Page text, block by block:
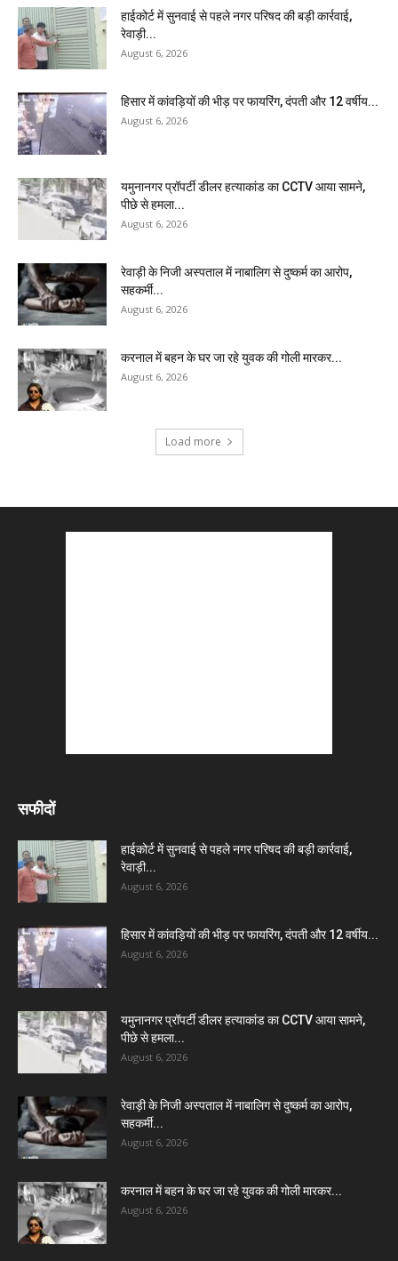
हाईकोर्ट में सुनवाई से पहले नगर परिषद की बड़ी कार्रवाई,
रेवाड़ी...
August 6, 2026
हिसार में कांवड़ियों की भीड़ पर फायरिंग, दंपती और 12 वर्षीय...
August 6, 2026
यमुनानगर प्रॉपर्टी डीलर हत्याकांड का CCTV आया सामने,
पीछे से हमला...
August 6, 2026
रेवाड़ी के निजी अस्पताल में नाबालिग से दुष्कर्म का आरोप,
सहकर्मी...
August 6, 2026
करनाल में बहन के घर जा रहे युवक की गोली मारकर...
August 6, 2026
Load more
सफीदों
हाईकोर्ट में सुनवाई से पहले नगर परिषद की बड़ी कार्रवाई,
रेवाड़ी...
August 6, 2026
हिसार में कांवड़ियों की भीड़ पर फायरिंग, दंपती और 12 वर्षीय...
August 6, 2026
यमुनानगर प्रॉपर्टी डीलर हत्याकांड का CCTV आया सामने,
पीछे से हमला...
August 6, 2026
रेवाड़ी के निजी अस्पताल में नाबालिग से दुष्कर्म का आरोप,
सहकर्मी...
August 6, 2026
करनाल में बहन के घर जा रहे युवक की गोली मारकर...
August 6, 2026